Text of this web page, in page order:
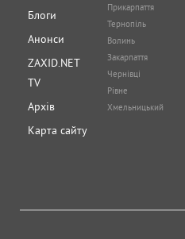
Блоги
Анонси
ZAXID.NET
TV
Архів
Карта сайту
Прикарпаття
Тернопіль
Волинь
Закарпаття
Чернівці
Рівне
Хмельницький